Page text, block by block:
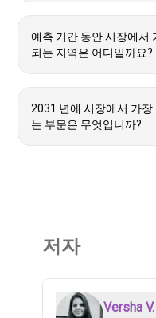
예측 기간 동안 시장에서
되는 지역은 어디일까요?
2031 년에 시장에서 가
는 부문은 무엇입니까?
저자
Versha V.